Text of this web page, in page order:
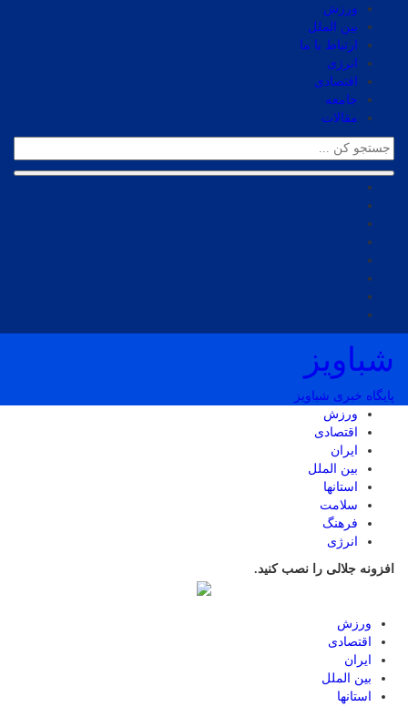
ورزش
بین الملل
ارتباط با ما
انرژی
اقتصادی
جامعه
مقالات
شباویز
پایگاه خبری شباویز
ورزش
اقتصادی
ایران
بین الملل
استانها
سلامت
فرهنگ
انرژی
افزونه جلالی را نصب کنید.
ورزش
اقتصادی
ایران
بین الملل
استانها